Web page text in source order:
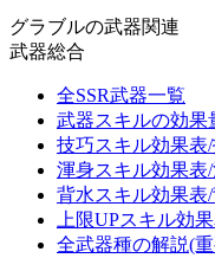
グラブルの武器関連
武器総合
全SSR武器一覧
武器スキルの効果
技巧スキル効果表
渾身スキル効果表
背水スキル効果表
上限UPスキル効
全武器種の解説(